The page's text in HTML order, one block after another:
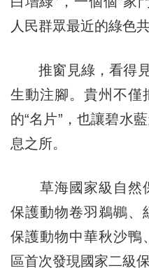
人民群眾最近的綠色
推窗見綠，看得見
生動注腳。貴州不僅
的“名片”，也讓碧水
息之所。
草海國家級自然
保護動物卷羽鵜鶘、
保護動物中華秋沙鴨
區首次發現國家二級